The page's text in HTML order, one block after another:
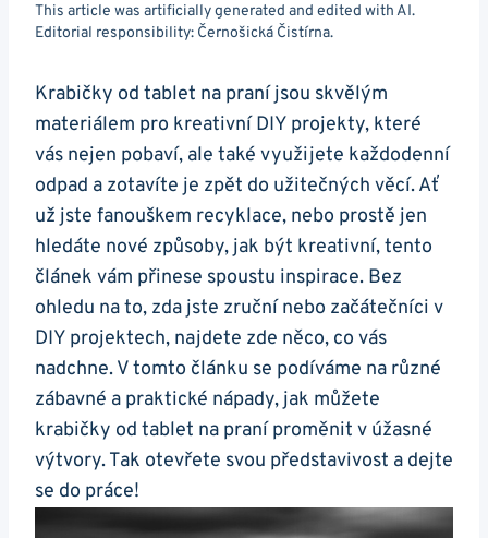
This article was artificially generated and edited with AI.
Editorial responsibility: Černošická Čistírna.
Krabičky od tablet na praní jsou skvělým
materiálem pro kreativní DIY projekty,⁤ které
vás nejen pobaví, ale také​ využijete každodenní
odpad a zotavíte je zpět do užitečných věcí. Ať
už jste fanouškem recyklace, nebo prostě​ jen
hledáte nové způsoby, jak být ⁤kreativní, tento
článek vám přinese spoustu inspirace. Bez
ohledu na to, zda⁢ jste zruční nebo začátečníci v
DIY projektech, najdete zde něco, co vás
⁢nadchne. V tomto článku se podíváme na různé
⁤zábavné a ⁤praktické nápady, jak můžete
krabičky od tablet na praní proměnit v úžasné
výtvory.⁢ Tak otevřete svou představivost a dejte
se do práce!